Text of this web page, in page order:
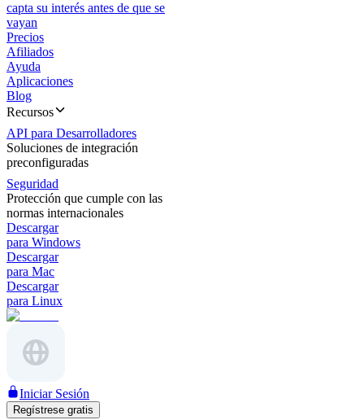
capta su interés antes de que se
vayan
Precios
Afiliados
Ayuda
Aplicaciones
Blog
Recursos
API para Desarrolladores
Soluciones de integración
preconfiguradas
Seguridad
Protección que cumple con las
normas internacionales
Descargar
para Windows
Descargar
para Mac
Descargar
para Linux
Iniciar Sesión
Regístrese gratis